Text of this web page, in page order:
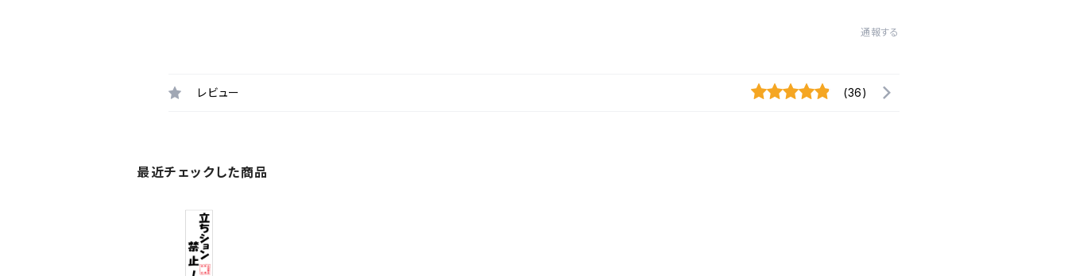
通報する
レビュー (36)
最近チェックした商品